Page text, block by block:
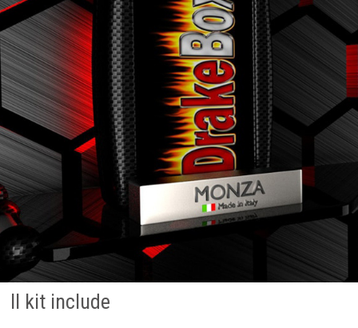
Il kit include